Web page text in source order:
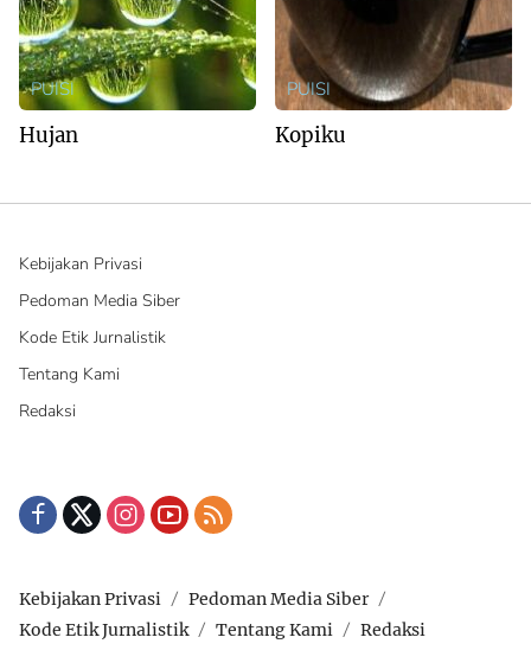
PUISI
Hujan
PUISI
Kopiku
Kebijakan Privasi
Pedoman Media Siber
Kode Etik Jurnalistik
Tentang Kami
Redaksi
Kebijakan Privasi
Pedoman Media Siber
Kode Etik Jurnalistik
Tentang Kami Redaksi